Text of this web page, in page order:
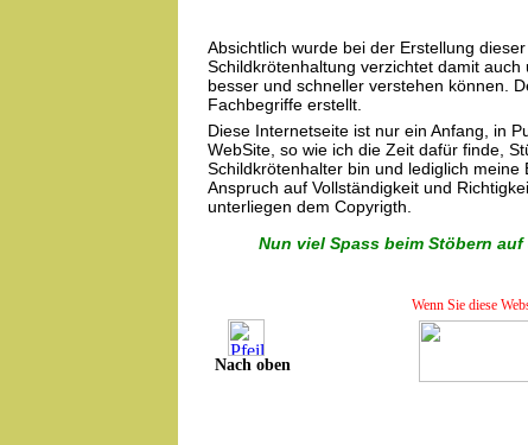
Absichtlich wurde bei der Erstellung
Schildkrötenhaltung verzichtet damit
besser und schneller verstehen können.
Fachbegriffe erstellt.
Diese Internetseite ist nur ein Anfang, in
WebSite, so wie ich die Zeit dafür finde,
Schildkrötenhalter bin und lediglich
Anspruch auf Vollständigkeit und
unterliegen dem Copyrigth.
Nun viel Spass beim Stöbern
Wenn Sie diese
Nach oben